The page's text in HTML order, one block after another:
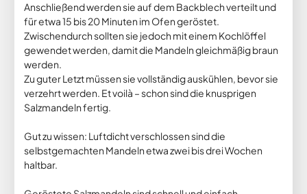
Anschließend werden sie auf dem Backblech verteilt und
für etwa 15 bis 20 Minuten im Ofen geröstet.
Zwischendurch sollten sie jedoch mit einem Kochlöffel
gewendet werden, damit die Mandeln gleichmäßig braun
werden.
Zu guter Letzt müssen sie vollständig auskühlen, bevor sie
verzehrt werden. Et voilà – schon sind die knusprigen
Salzmandeln fertig.
Gut zu wissen: Luftdicht verschlossen sind die
selbstgemachten Mandeln etwa zwei bis drei Wochen
haltbar.